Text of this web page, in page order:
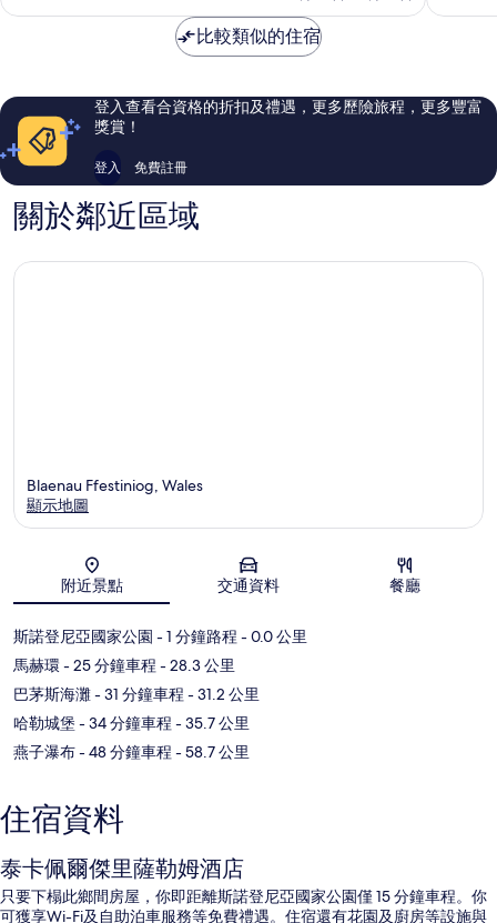
完
評
價
評
完
評
價
比較類似的住宿
登入查看合資格的折扣及禮遇，更多歷險旅程，更多豐富
獎賞！
登入 免費註冊
關於鄰近區域
地圖
Blaenau Ffestiniog, Wales
顯示地圖
附近景點 交通資料 餐廳
斯諾登尼亞國家公園 - 1 分鐘路程 - 0.0 公里
馬赫環- 25 分鐘車程 - 28.3 公里
巴茅斯海灘- 31 分鐘車程 - 31.2 公里
哈勒城堡 - 34 分鐘車程 - 35.7 公里
燕子瀑布- 48 分鐘車程 - 58.7 公里
住宿資料
泰卡佩爾傑里薩勒姆酒店
只要下榻此鄉間房屋，你即距離斯諾登尼亞國家公園僅 15 分鐘車程。你
可獲享Wi-Fi及自助泊車服務等免費禮遇。住宿還有花園及廚房等設施與